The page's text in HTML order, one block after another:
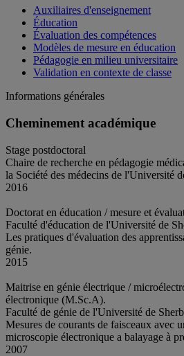
Auxiliaires d'enseignement
Éducation
Évaluation des compétences
Modèles de mesure en éducation
Pédagogie en milieu universitaire
Validation en contexte de classe
Informations générales
Cheminement académique
Stage postdoctoral
Chaire de recherche en pédagogie
la Société des médecins de l'Université
2016
Doctorat en éducation / mesure et
Faculté d'éducation de l'Université de
Les pratiques d'évaluation des
génie.
2015
Maitrise en génie électrique /
électronique (M.Sc.A).
Faculté de génie de l'Université de
Mesures de courants de faisceaux avec
microscopie électronique a balayage à
2007